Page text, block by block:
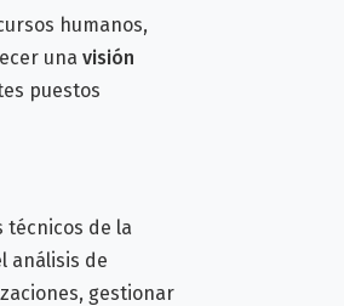
humanos,
una visión
puestos
técnicos de la
análisis de
gestionar